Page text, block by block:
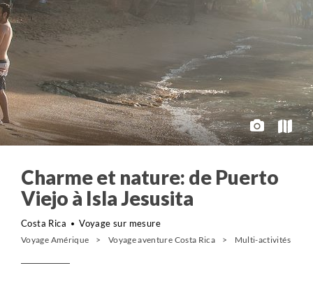
Charme et nature: de Puerto
Viejo à Isla Jesusita
Costa Rica Voyage sur mesure
Voyage Amérique Voyage aventure Costa Rica Multi-activités